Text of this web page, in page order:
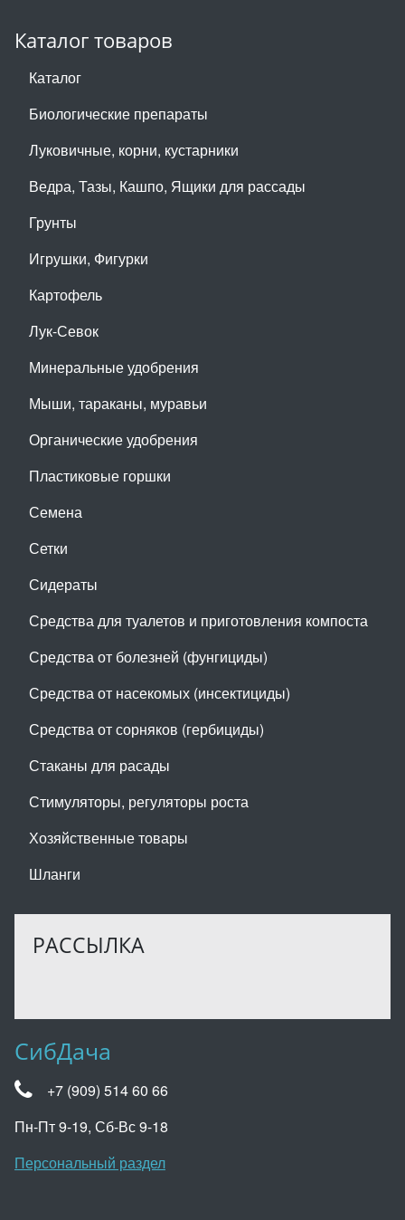
Каталог товаров
Каталог
Биологические препараты
Луковичные, корни, кустарники
Ведра, Тазы, Кашпо, Ящики для рассады
Грунты
Игрушки, Фигурки
Картофель
Лук-Севок
Минеральные удобрения
Мыши, тараканы, муравьи
Органические удобрения
Пластиковые горшки
Семена
Сетки
Сидераты
Средства для туалетов и приготовления компоста
Средства от болезней (фунгициды)
Средства от насекомых (инсектициды)
Средства от сорняков (гербициды)
Стаканы для расады
Стимуляторы, регуляторы роста
Хозяйственные товары
Шланги
РАССЫЛКА
СибДача
+7 (909) 514 60 66
Пн-Пт 9-19, Сб-Вс 9-18
Персональный раздел